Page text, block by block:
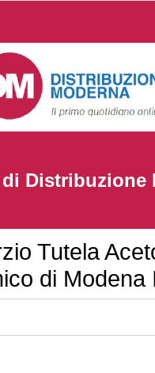
di Distribuzione
Tutela
di Modena
del titolo